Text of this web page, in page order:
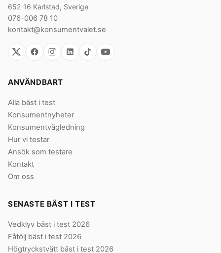
652 16 Karlstad, Sverige
076-006 78 10
kontakt@konsumentvalet.se
ANVÄNDBART
Alla bäst i test
Konsumentnyheter
Konsumentvägledning
Hur vi testar
Ansök som testare
Kontakt
Om oss
SENASTE BÄST I TEST
Vedklyv bäst i test 2026
Fåtölj bäst i test 2026
Högtryckstvätt bäst i test 2026